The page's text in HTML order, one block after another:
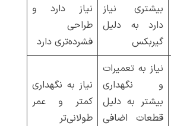
بیشتری نیاز
دارد به دلیل
گیربکس
نیاز دارد و
طراحی
فشرده‌تری دارد
نیاز به تعمیرات
و نگهداری
بیشتر به دلیل
قطعات اضافی
نیاز به نگهداری
کمتر و عمر
طولانی‌تر